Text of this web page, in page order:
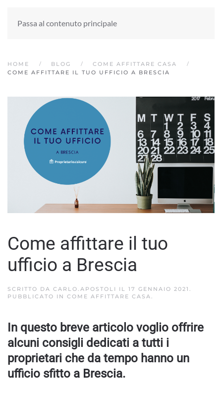
Passa al contenuto principale
HOME BLOG
COME AFFITTARE CASA
COME AFFITTARE IL TUO UFFICIO A BRESCIA
Come affittare il tuo
ufficio a Brescia
SCRITTO DA CARLO.APOSTOLI IL 17 GENNAIO 2021 .
PUBBLICATO IN COME AFFITTARE CASA.
In questo breve articolo voglio offrire
alcuni consigli dedicati a tutti i
proprietari che da tempo hanno un
ufficio sfitto a Brescia.